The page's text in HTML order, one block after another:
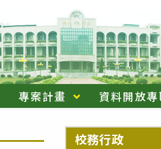
專案計畫 資料開放專
校務行政